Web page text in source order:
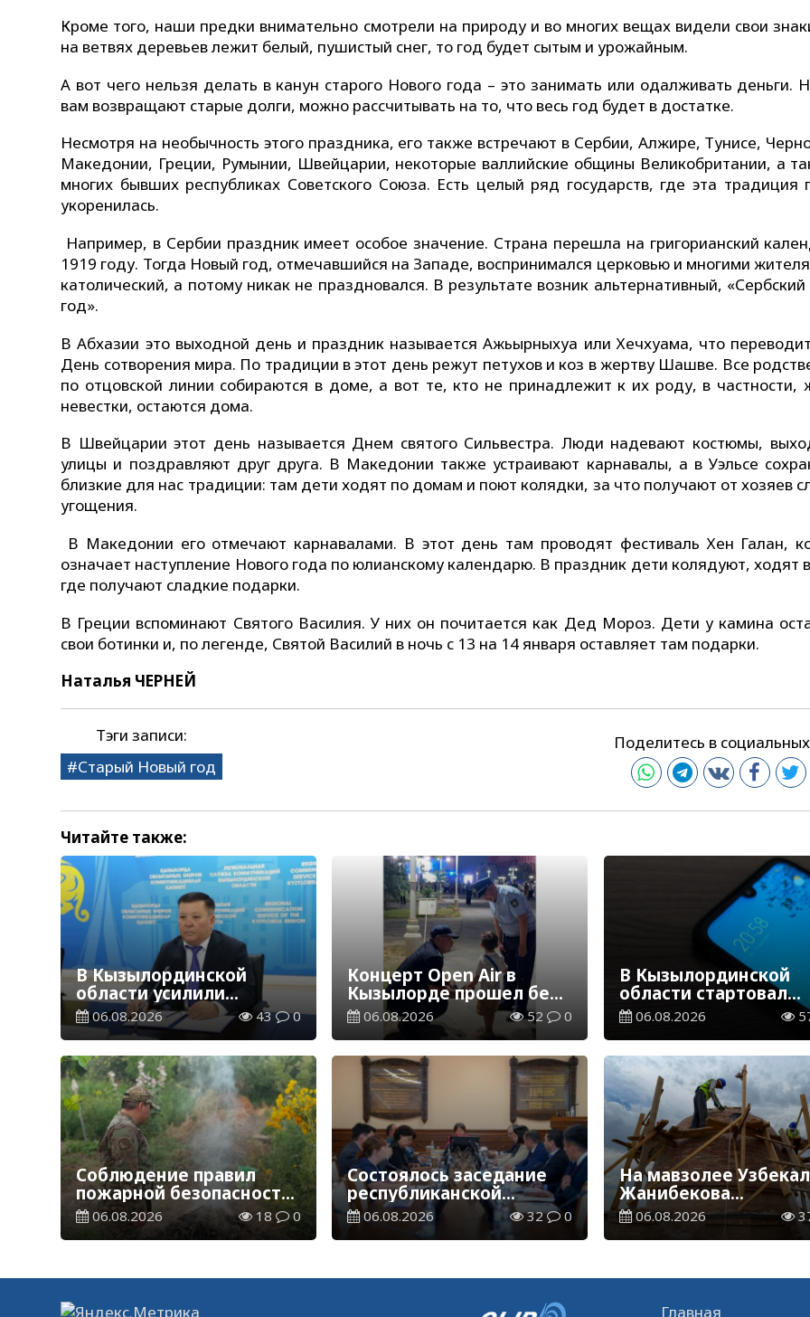
Кроме того, наши предки внимательно смотрели на природу и во многих вещах видели свои
на ветвях деревьев лежит белый, пушистый снег, то год будет сытым и урожайным.
А вот чего нельзя делать в канун старого Нового года – это занимать или одалживать деньги.
вам возвращают старые долги, можно рассчитывать на то, что весь год будет в достатке.
Несмотря на необычность этого праздника, его также встречают в Сербии, Алжире, Тунисе,
Македонии, Греции, Румынии, Швейцарии, некоторые валлийские общины Великобритании, а
многих бывших республиках Советского Союза. Есть целый ряд государств, где эта традиция
укоренилась.
Например, в Сербии праздник имеет особое значение. Страна перешла на григорианский
1919 году. Тогда Новый год, отмечавшийся на Западе, воспринимался церковью и многими
католический, а потому никак не праздновался. В результате возник альтернативный,
год».
В Абхазии это выходной день и праздник называется Ажьырныхуа или Хечхуама, что
День сотворения мира. По традиции в этот день режут петухов и коз в жертву Шашве. Все
по отцовской линии собираются в доме, а вот те, кто не принадлежит к их роду, в частности,
невестки, остаются дома.
В Швейцарии этот день называется Днем святого Сильвестра. Люди надевают костюмы,
улицы и поздравляют друг друга. В Македонии также устраивают карнавалы, а в Уэльсе
близкие для нас традиции: там дети ходят по домам и поют колядки, за что получают от хозяев
угощения.
В Македонии его отмечают карнавалами. В этот день там проводят фестиваль Хен Галан,
означает наступление Нового года по юлианскому календарю. В праздник дети колядуют, ходят в
где получают сладкие подарки.
В Греции вспоминают Святого Василия. У них он почитается как Дед Мороз. Дети у камина
свои ботинки и, по легенде, Святой Василий в ночь с 13 на 14 января оставляет там подарки.
Наталья ЧЕРНЕЙ
Тэги записи:
Старый Новый год
Поделитесь в
Читайте также:
В Кызылординской
области усилили
контроль за финансовой
дисциплиной
06.08.2026 43 0
Концерт Open Air в
Кызылорде прошел без
нарушений
общественного порядка
06.08.2026 52 0
В Кызылординской
области стартовал
конкурс
семейных ценностях
Конституции
06.08.2026
Соблюдение правил
пожарной безопасности
– обязанность каждого
гражданина
06.08.2026 18 0
Состоялось заседание
республиканской
комиссии по
присуждению
образовательных
06.08.2026 32 0
На мавзолее
Жанибекова
продолжаются
реставрационные
работы
06.08.2026
Главная